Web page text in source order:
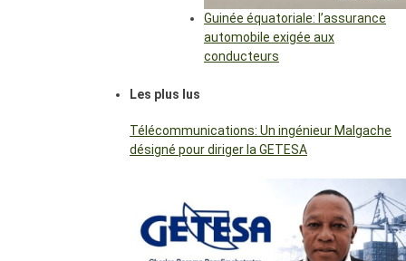
Guinée équatoriale: l’assurance
automobile exigée aux
conducteurs
Les plus lus
Télécommunications: Un ingénieur Malgache
désigné pour diriger la GETESA